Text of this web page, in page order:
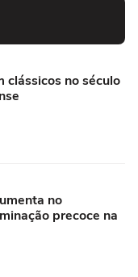
no século
no
precoce na